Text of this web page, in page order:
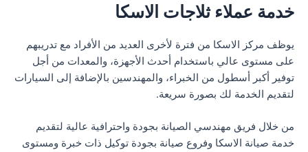
خدمة عملاء ثلاجات الاسكا
يوظف مركز الاسكا من فترة لأخرى العديد من الأفراد مع تدريبهم
على مستوى عالي باستخدام أحدث الأجهزة، والمعدات من أجل
توفير أكبر أسطول من الخبراء، والمهندسين بالإضافة إلى السيارات
لتقديم الخدمة لك بصورة سريعة.
من خلال فريق مهندسي الصيانة بجودة واحترافية عالية لتقديم
خدمة صيانة الاسكا وفروع صيانة بجودة توكيل ذات خبرة ومستوى